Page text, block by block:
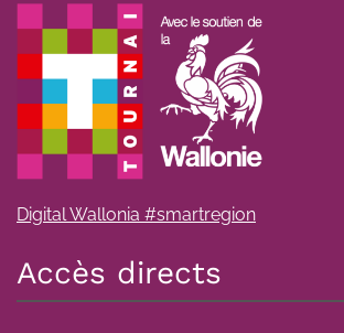
Digital Wallonia #smartregion
Accès directs